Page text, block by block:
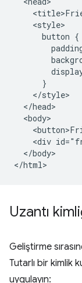
    <style>
      button {
      }
    </style>
  </head>
  <body>
<div
  </body>
Uzantı
Geliştirme
Tutarlı bir kimlik
uygulayın: